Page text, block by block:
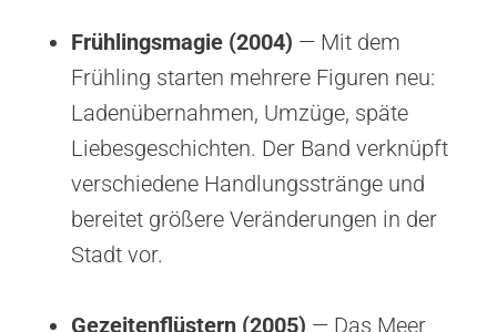
Frühlingsmagie (2004) — Mit dem
Frühling starten mehrere Figuren neu:
Ladenübernahmen, Umzüge, späte
Liebesgeschichten. Der Band verknüpft
verschiedene Handlungsstränge und
bereitet größere Veränderungen in der
Stadt vor.
Gezeitenflüstern (2005) — Das Meer